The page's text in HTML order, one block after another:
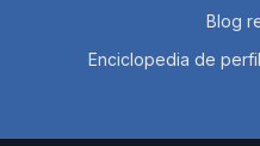
Blog
Enciclopedia de